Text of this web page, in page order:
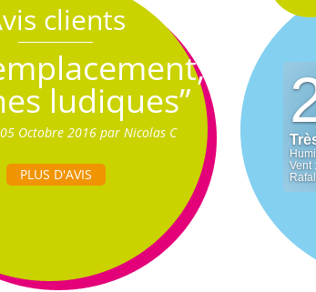
clients
ludiques”
Octobre 2016 par Nicolas C
PLUS D'AVIS